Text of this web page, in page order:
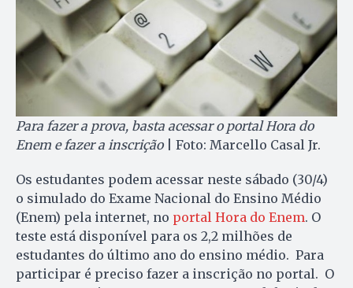
Para fazer a prova, basta acessar o portal Hora do
Enem e fazer a inscrição| Foto: Marcello Casal Jr.
Os estudantes podem acessar neste sábado (30/4)
o simulado do Exame Nacional do Ensino Médio
(Enem) pela internet, no portal Hora do Enem. O
teste está disponível para os 2,2 milhões de
estudantes do último ano do ensino médio. Para
participar é preciso fazer a inscrição no portal. O